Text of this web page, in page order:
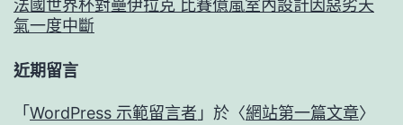
法國世界杯對壘伊拉克 比賽億嵐室內設計因惡劣天
氣一度中斷
近期留言
「 WordPress 示範留言者 」於〈網站第一篇文章〉